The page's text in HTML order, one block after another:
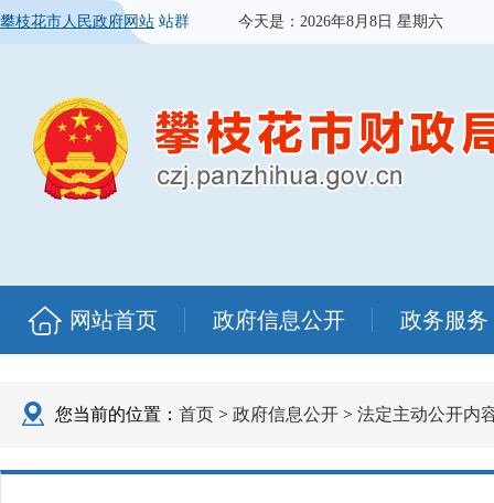
攀枝花市人民政府网站 站群 今天是： 2026年8月8日 星期六
网站首页 政府信息公开 政务服务
您当前的位置： 首页 > 政府信息公开 > 法定主动公开内